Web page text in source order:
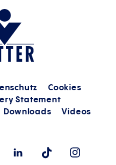
Cookies
Statement
Downloads Videos